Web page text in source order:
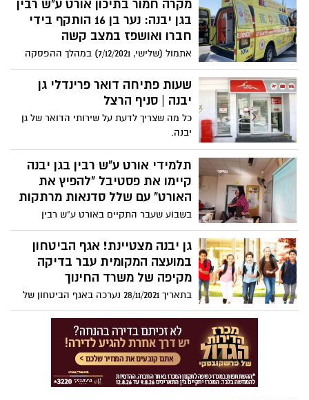
המקומית גן יבנה וראש המועצה דרור אהרון
בכתבה.
מקרה חמור בתיכון אורט ע"ש רבין
בגן יבנה: נער בן 16 הותקף בידי
חברו ואושפז במצב קשה
אתמול (שלישי, 7/12/2021) במהלך ההפסקה
בתיכון אורט רבין בגן יבנה פרץ ריב בין שני
בני נוער שהוביל לאלימות קשה בה הוכה
בראשו נער ונפצע באורח קשה. טיפול ראשוני
הספר המתנדבת במד"א והוא פונה במצב
שעות פתיחה דואר פרינדלי גן
יבנה | סניף הרצל
כל מה שצריך לדעת על שירותי הדואר של גן
יבנה.
תלמידי אורט ע"ש רבין בגן יבנה
קיימו את פסטיבל "להפיץ את
האורט" עם שלל סדנאות מרתקות
בשבוע שעבר התקיים באורט ע"ש רבין
פסטיבל "להפיץ את האורט" לכבוד החנוכה.
במהלך ימי הפסטיבל, התקיימו פעילויות
וסדנאות מיוחדות בהנחיית הצוותים
החינוכיים בהן לקחו חלק כל התלמידים כאשר
כל תלמיד בחר את הסדנה המתאימה לו
בדיוק.
גן יבנה מצטיינת! אגף הביטחון
במועצה המקומית עבר בדיקה
מקיפה של משרד החינוך
בתאריך 28/11/2021 נערכה באגף הביטחון של
המועצה המקומית גן יבנה ביקורת מקיפה
שכללה את כל מערך הביטחון במוסדות
החינוך ביישוב. הביקורת, בהובלת מנהלת
תחום הביטחון והבטיחות במחוז מרכז של
משרד החינוך עברה בהצטיינות.